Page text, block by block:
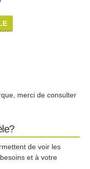
merci de consulter
de voir les
et à votre